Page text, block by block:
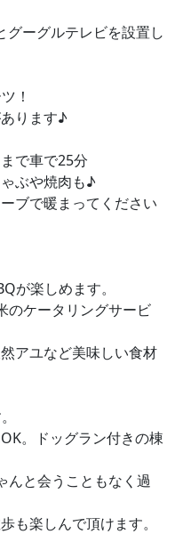
グーグルテレビを設置し
！
ります♪
で車で25分
ぶや焼肉も♪
ブで暖まってください
が楽しめます。
のケータリングサービ
アユなど美味しい食材
。ドッグラン付きの棟
んと会うこともなく過
も楽しんで頂けます。